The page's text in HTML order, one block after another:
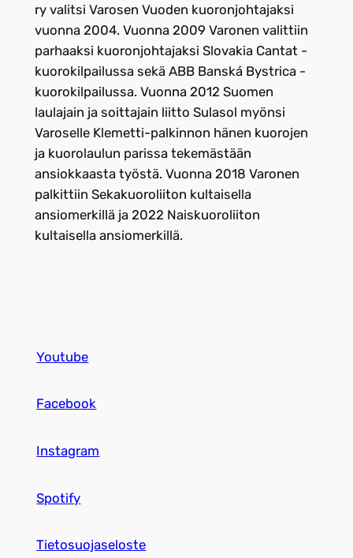
ry valitsi Varosen Vuoden kuoronjohtajaksi
vuonna 2004. Vuonna 2009 Varonen valittiin
parhaaksi kuoronjohtajaksi Slovakia Cantat -
kuorokilpailussa sekä ABB Banská Bystrica -
kuorokilpailussa. Vuonna 2012 Suomen
laulajain ja soittajain liitto Sulasol myönsi
Varoselle Klemetti-palkinnon hänen kuorojen
ja kuorolaulun parissa tekemästään
ansiokkaasta työstä. Vuonna 2018 Varonen
palkittiin Sekakuoroliiton kultaisella
ansiomerkillä ja 2022 Naiskuoroliiton
kultaisella ansiomerkillä.
Youtube
Facebook
Instagram
Spotify
Tietosuojaseloste